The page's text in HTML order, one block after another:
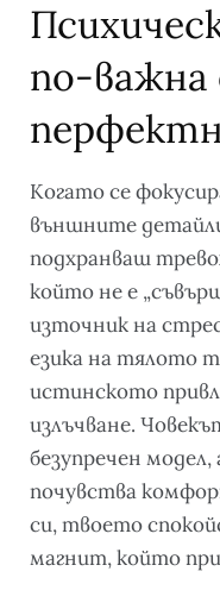
по-
Когато се
външните
подхранваш
който не е
източник на
езика на тялото
истинското
излъчване.
безупречен
почувства
си, твоето
магнит, който